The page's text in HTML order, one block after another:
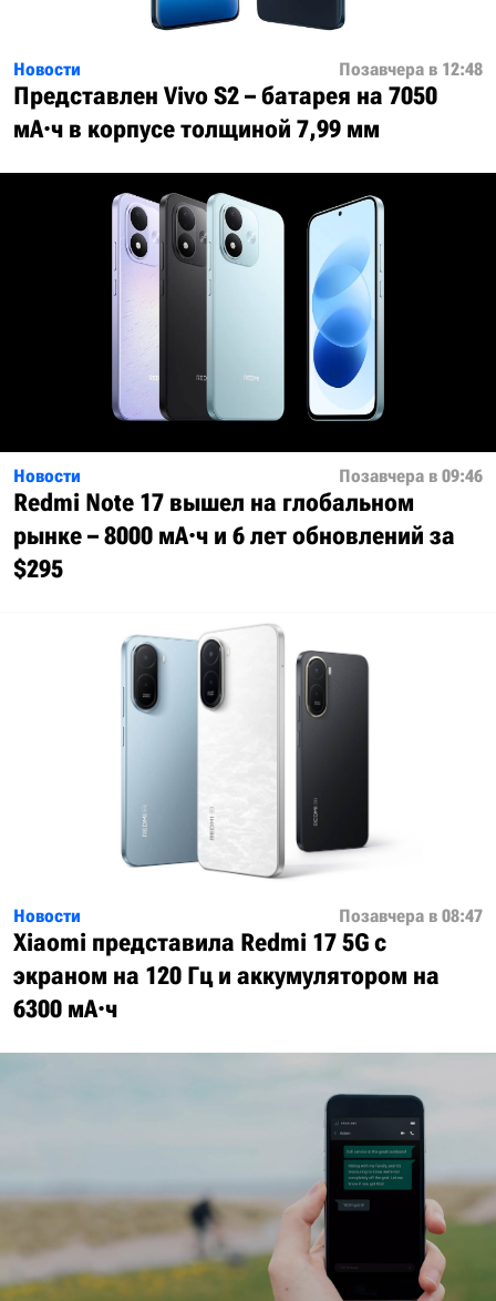
Новости Позавчера в 12:48
Представлен Vivo S2 – батарея на 7050
мА·ч в корпусе толщиной 7,99 мм
Новости Позавчера в 09:46
Redmi Note 17 вышел на глобальном
рынке – 8000 мА·ч и 6 лет обновлений за
$295
Новости Позавчера в 08:47
Xiaomi представила Redmi 17 5G с
экраном на 120 Гц и аккумулятором на
6300 мА·ч